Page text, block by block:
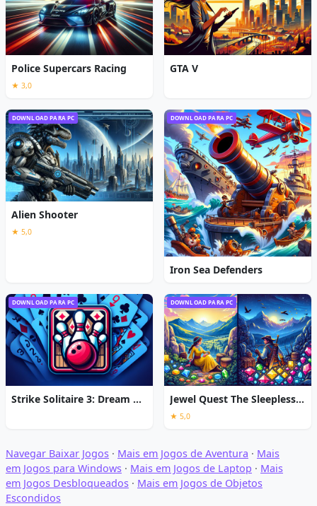
Police Supercars Racing
★ 3,0
GTA V
DOWNLOAD PARA PC
Alien Shooter
★ 5,0
DOWNLOAD PARA PC
Iron Sea Defenders
DOWNLOAD PARA PC
Strike Solitaire 3: Dream Resort
DOWNLOAD PARA PC
Jewel Quest The Sleepless Star
★ 5,0
Navegar Baixar Jogos · Mais em Jogos de Aventura · Mais
em Jogos para Windows · Mais em Jogos de Laptop · Mais
em Jogos Desbloqueados · Mais em Jogos de Objetos
Escondidos